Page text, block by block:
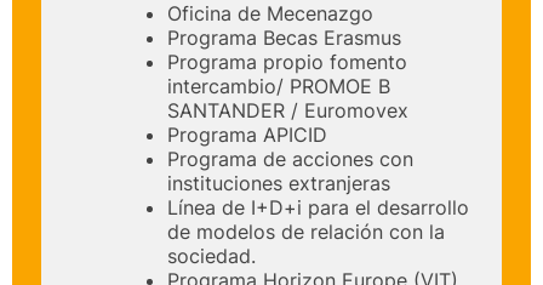
Oficina de Mecenazgo
Programa Becas Erasmus
Programa propio fomento
intercambio/ PROMOE B
SANTANDER / Euromovex
Programa APICID
Programa de acciones con
instituciones extranjeras
Línea de I+D+i para el desarrollo
de modelos de relación con la
sociedad.